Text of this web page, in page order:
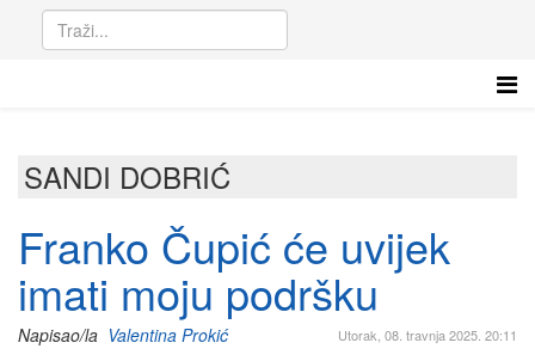
SANDI DOBRIĆ
Franko Čupić će uvijek
imati moju podršku
Utorak, 08. travnja 2025. 20:11
Napisao/la Valentina Prokić